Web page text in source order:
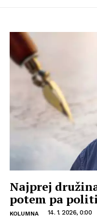
Najprej
potem pa
KOLUMNA 14. 1. 2026, 0:00